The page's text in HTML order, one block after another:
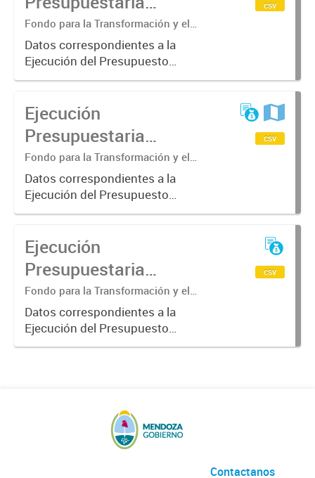
Acumulada Fondo para
la Transformación y el
Crecimiento. Año 2020
Fondo para la Transformación y el
Crecimiento. División Sub Contaduría
Datos correspondientes a la
Ejecución del Presupuesto
acumulada del ejercicio 2020
Transformación y el Crecimiento.
csv
Ejecución
Presupuestaria
Acumulada Fondo para
la Transformación y el
Crecimiento. Año 2021.
Fondo para la Transformación y el
Crecimiento. División Sub Contaduría.
Datos correspondientes a la
Ejecución del Presupuesto
acumulada del ejercicio 2021
Transformación y el Crecimiento.
csv
Ejecución
Presupuestaria
Acumulada Fondo para
la Transformación y el
Crecimiento. Año 2022..
Fondo para la Transformación y el
Crecimiento. División Sub Contaduría
Datos correspondientes a la
Ejecución del Presupuesto
acumulada del ejercicio 2022
csv
Contactanos